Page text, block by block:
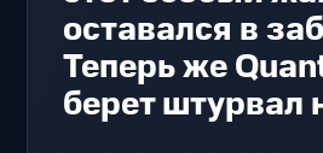
оставался в
Теперь же
берет штурвал